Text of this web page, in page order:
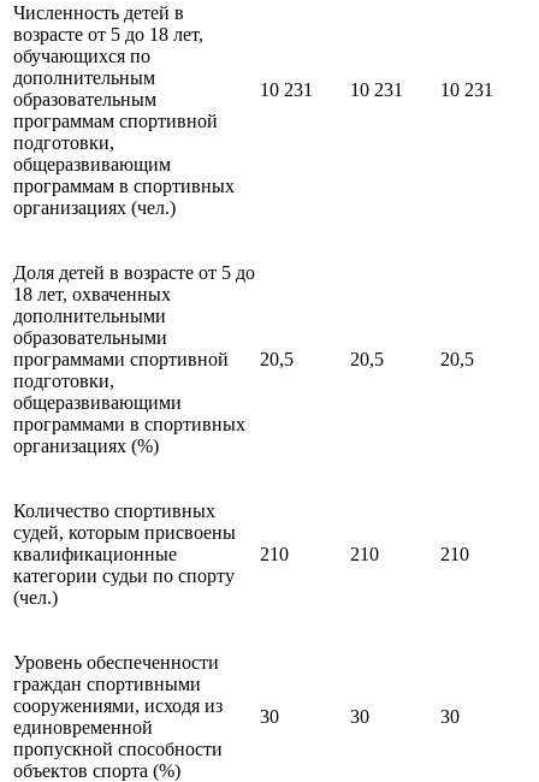
Численность детей в
возрасте от 5 до 18 лет,
обучающихся по
дополнительным
образовательным
программам спортивной
подготовки,
общеразвивающим
программам в спортивных
организациях (чел.)
10 231 10 231 10 231
Доля детей в возрасте от 5 до
18 лет, охваченных
дополнительными
образовательными
программами спортивной
подготовки,
общеразвивающими
программами в спортивных
организациях (%)
20,5 20,5 20,5
Количество спортивных
судей, которым присвоены
квалификационные
категории судьи по спорту
(чел.)
210 210 210
Уровень обеспеченности
граждан спортивными
сооружениями, исходя из
единовременной
пропускной способности
объектов спорта (%)
30 30 30